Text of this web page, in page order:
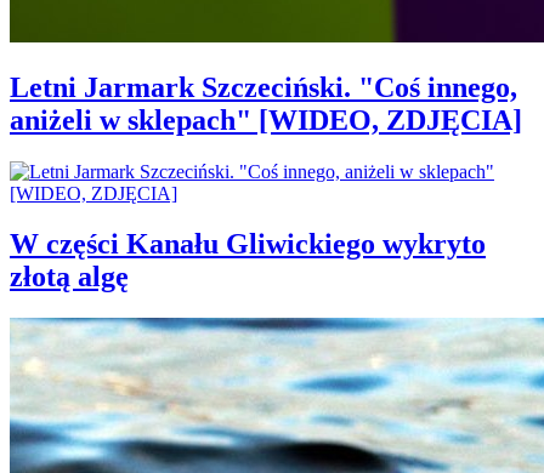
Letni Jarmark Szczeciński. "Coś innego,
aniżeli w sklepach" [WIDEO, ZDJĘCIA]
W części Kanału Gliwickiego wykryto
złotą algę